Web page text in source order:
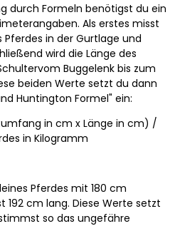
durch Formeln benötigst du ein
Als erstes misst
in der Gurtlage und
wird die Länge des
Buggelenk bis zum
beiden Werte setzt du dann
Huntington Formel" ein:
in cm x Länge in cm) /
in Kilogramm
Pferdes mit 180 cm
192 cm lang. Diese Werte setzt
so das ungefähre